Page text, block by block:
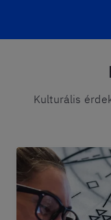
Kulturális